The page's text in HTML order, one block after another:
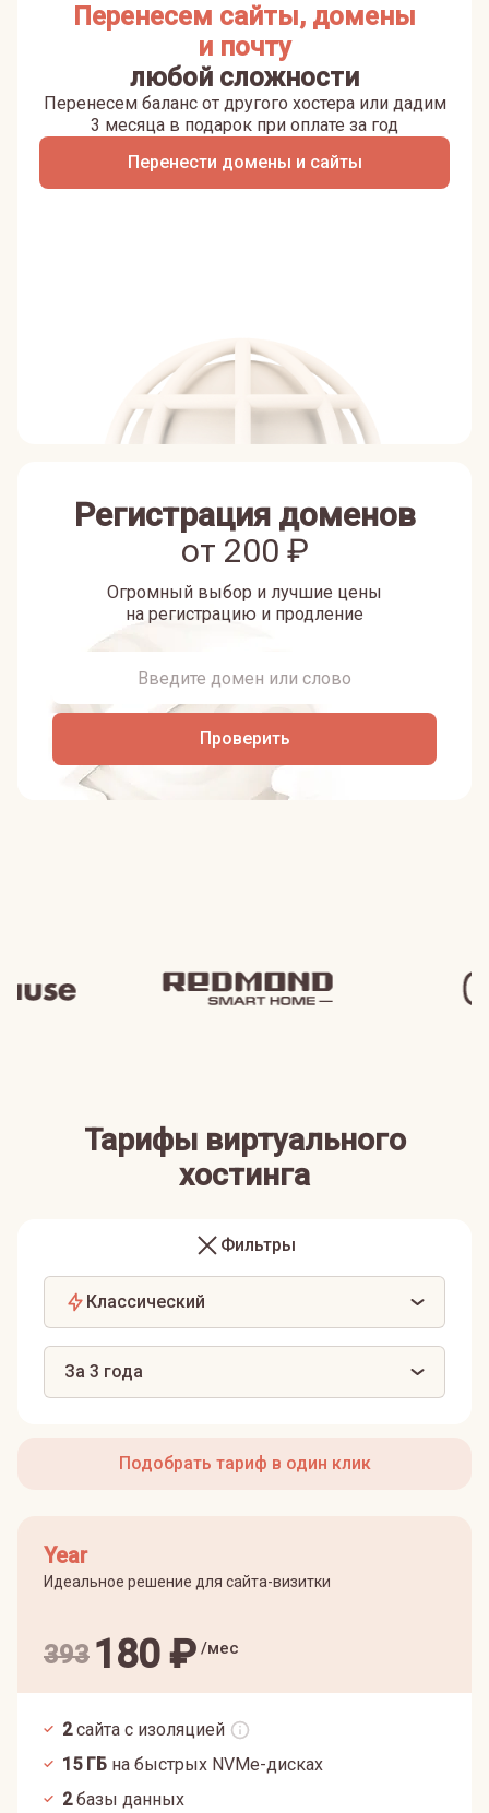
Перенесем сайты, домены
и почту
любой сложности
Перенести домены и сайты
Перенесем баланс от другого хостера или дадим
3 месяца в подарок при оплате за год
Регистрация доменов
от 200 ₽
Огромный выбор и лучшие цены
на регистрацию и продление
Проверить
Тарифы виртуального
хостинга
Фильтры
Классический
За 3 года
Подобрать тариф в один клик
Year
Идеальное решение для сайта-визитки
393 180₽ /мес
2 сайта с изоляцией
15ГБ на быстрых NVMe-дисках
2базы данных